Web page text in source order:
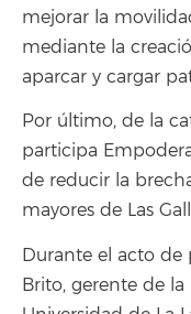
mejorar la
mediante la
aparcar y cargar
Por último, de la
participa
de reducir la
mayores de Las
Durante el acto de
Brito, gerente de